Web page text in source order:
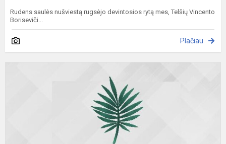
Rudens saulės nušviestą rugsėjo devintosios rytą mes, Telšių Vincento
Boriseviči...
Plačiau